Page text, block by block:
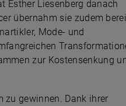
Esther Liesenberg danach
übernahm sie zudem
Mode- und
zur Kostensenkung
zu gewinnen. Dank ihrer